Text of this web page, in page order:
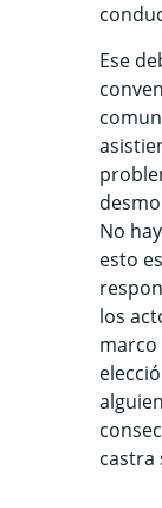
Ese
No
esto
los
castra